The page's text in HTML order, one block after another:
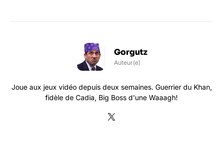
Gorgutz
Auteur(e)
Joue aux jeux vidéo depuis deux semaines. Guerrier du Khan,
fidèle de Cadia, Big Boss d'une Waaagh!